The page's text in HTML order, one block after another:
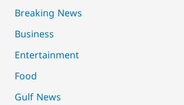
Breaking News
Business
Entertainment
Food
Gulf News